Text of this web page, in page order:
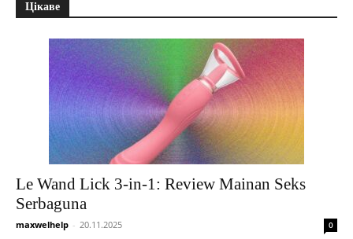
Цікаве
Le Wand Lick 3-in-1: Review Mainan Seks
Serbaguna
maxwelhelp - 20.11.2025 0